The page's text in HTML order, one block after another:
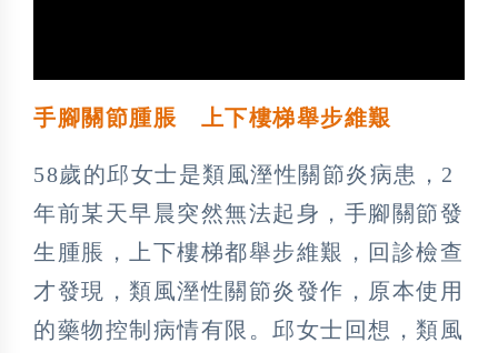
手腳關節腫脹 上下樓梯舉步維艱
58歲的邱女士是類風溼性關節炎病患，2
年前某天早晨突然無法起身，手腳關節發
生腫脹，上下樓梯都舉步維艱，回診檢查
才發現，類風溼性關節炎發作，原本使用
的藥物控制病情有限。邱女士回想，類風